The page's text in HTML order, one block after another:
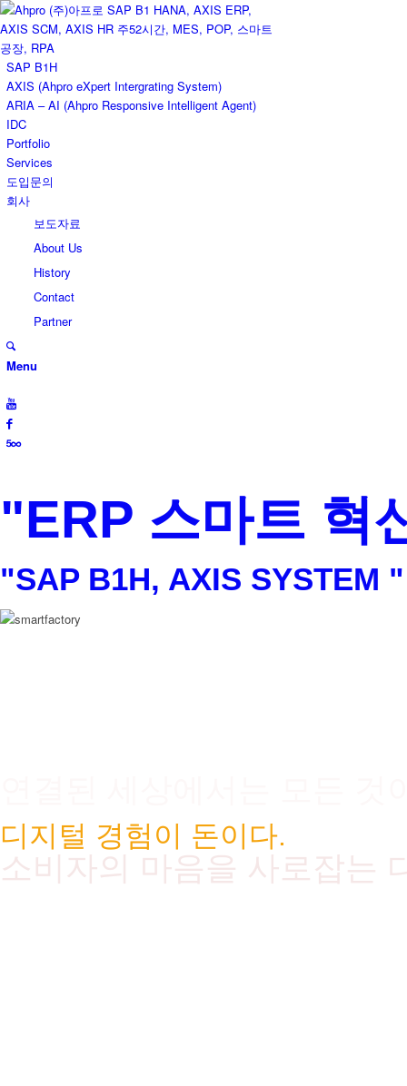
SAP B1H
AXIS (Ahpro eXpert Intergrating System)
ARIA – AI (Ahpro Responsive Intelligent Agent)
IDC
Portfolio
Services
도입문의
회사
보도자료
About Us
History
Contact
Partner
Menu
"ERP 스마트 혁
"SAP B1H, AXIS SYSTEM "
디지털 경험이 돈이다.
소비자의 마음을 사로잡는